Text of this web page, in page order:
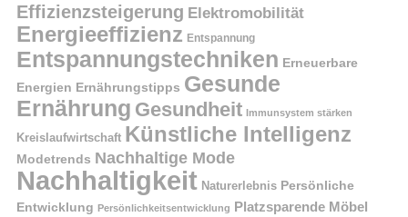
Effizienzsteigerung Elektromobilität
Energieeffizienz Entspannung
Entspannungstechniken Erneuerbare
Energien Ernährungstipps Gesunde
Ernährung Gesundheit Immunsystem stärken
Kreislaufwirtschaft Künstliche Intelligenz
Modetrends Nachhaltige Mode
Nachhaltigkeit Naturerlebnis Persönliche
Entwicklung Persönlichkeitsentwicklung Platzsparende Möbel